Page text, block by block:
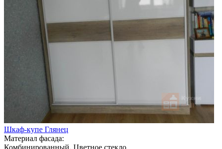
Шкаф-купе Глянец
Материал фасада:
Комбинированный, Цветное стекло